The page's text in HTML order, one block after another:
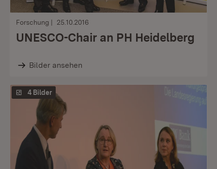
Forschung 25.10.2016
UNESCO-Chair an PH Heidelberg
Bilder ansehen
4 Bilder